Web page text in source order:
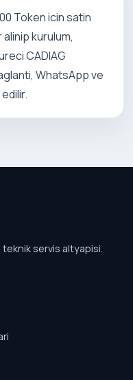
Token icin satin
kurulum,
CADIAG
WhatsApp ve
servis altyapisi.